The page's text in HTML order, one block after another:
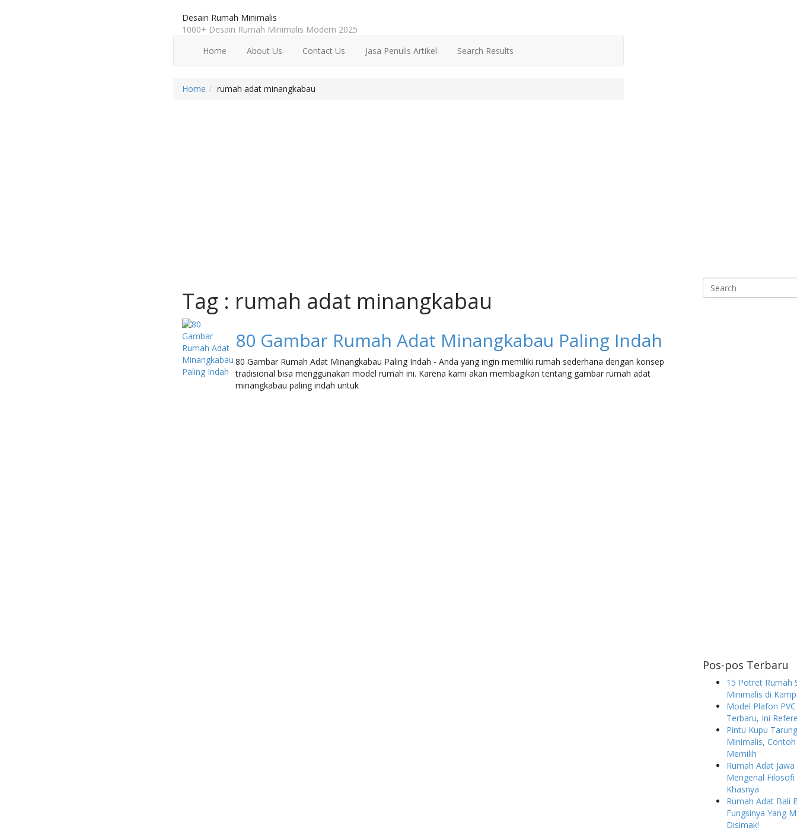
Desain Rumah Minimalis
1000+ Desain Rumah Minimalis Modern 2025
Home
About Us Contact Us Jasa Penulis Artikel Search Results
Home rumah adat minangkabau
Tag : rumah adat minangkabau
80 Gambar Rumah Adat Minangkabau Paling Indah
80 Gambar Rumah Adat Minangkabau Paling Indah - Anda yang ingin memiliki rumah sederhana dengan konsep
tradisional bisa menggunakan model rumah ini. Karena kami akan membagikan tentang gambar rumah adat
minangkabau paling indah untuk
Search
Pos-pos Terbaru
15 Potret Rumah
Minimalis di
Model Plafon
Terbaru, Ini
Pintu Kupu
Minimalis,
Memilih
Rumah Adat
Mengenal Filosofi
Khasnya
Rumah Adat Bali
Fungsinya Yang
Disimak!